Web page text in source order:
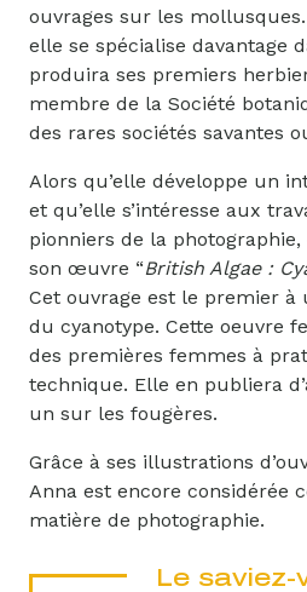
ouvrages sur les
elle se spécialise davantage
produira ses premiers
membre de la Société
des rares sociétés savantes
Alors qu’elle développe un
et qu’elle s’intéresse aux
pionniers de la
son œuvre “British Algae :
Cet ouvrage est le premier
du cyanotype. Cette oeuvre
des premières femmes à
technique. Elle en publiera
un sur les fougères.
Grâce à ses illustrations
Anna est encore considérée
matière de photographie.
Le saviez-